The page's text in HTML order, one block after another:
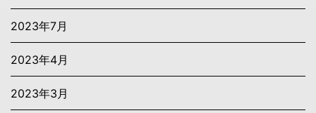
2023年7月
2023年4月
2023年3月